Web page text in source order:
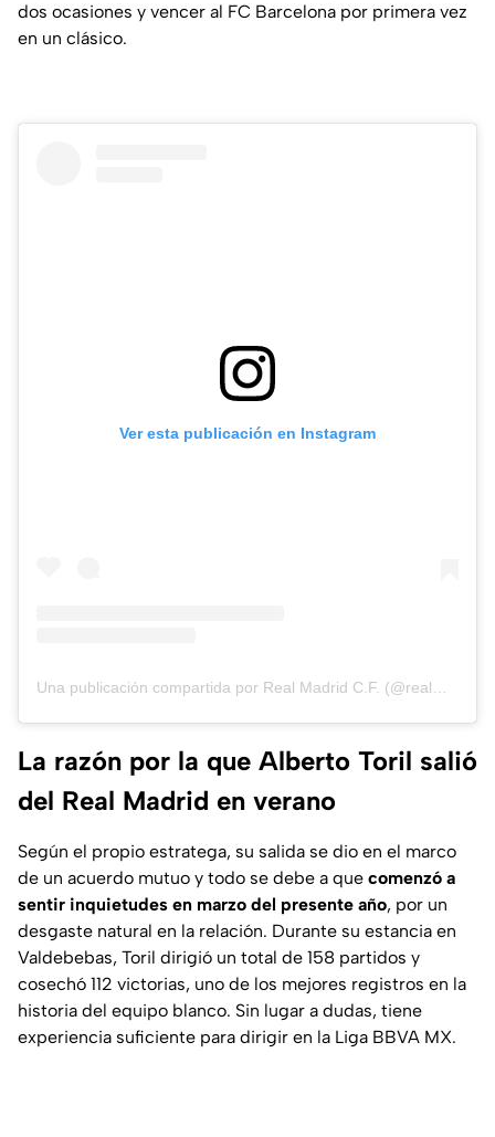
dos ocasiones y vencer al FC Barcelona por primera vez
en un clásico.
Ver esta publicación en Instagram
Una publicación compartida por Real Madrid C.F. (@realmadridfem)
La razón por la que Alberto Toril salió
del Real Madrid en verano
Según el propio estratega, su salida se dio en el marco
de un acuerdo mutuo y todo se debe a que comenzó a
sentir inquietudes en marzo del presente año, por un
desgaste natural en la relación. Durante su estancia en
Valdebebas, Toril dirigió un total de 158 partidos y
cosechó 112 victorias, uno de los mejores registros en la
historia del equipo blanco. Sin lugar a dudas, tiene
experiencia suficiente para dirigir en la Liga BBVA MX.